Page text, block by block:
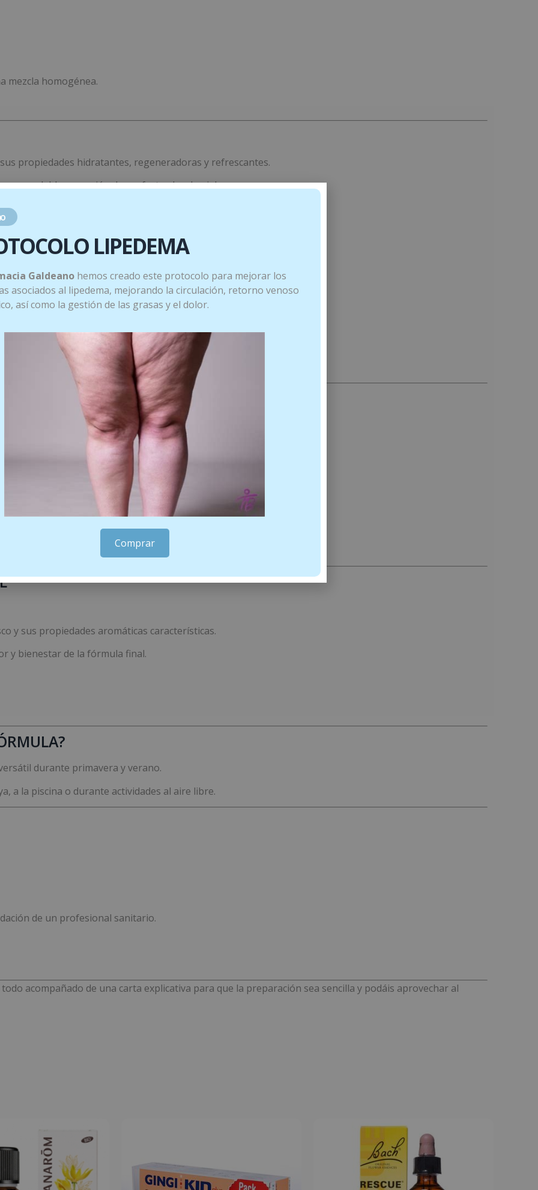
mezcla homogénea.
propiedades hidratantes, regeneradoras y refrescantes.
agradable sensación de confort sobre la piel.
hasta su completa absorción.
tradicional.
la piel.
y reconfortante del Aloe Vera.
y sus propiedades aromáticas características.
y bienestar de la fórmula final.
durante primavera y verano.
a la piscina o durante actividades al aire libre.
de un profesional sanitario.
acompañado de una carta explicativa para que la preparación sea sencilla y podáis aprovechar al
LIPEDEMA
Galdeano hemos creado este protocolo para mejorar los
asociados al lipedema, mejorando la circulación, retorno venoso
así como la gestión de las grasas y el dolor.
Comprar